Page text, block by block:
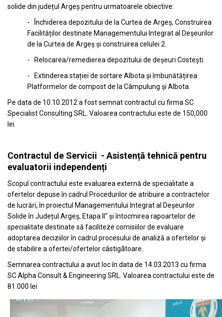
solide din județul Argeș pentru urmatoarele obiective:
- Închiderea depozitului de la Curtea de Argeș, Construirea
Facilităților destinate Managementului Integrat al Deșeurilor
de la Curtea de Argeș și construirea celulei 2.
- Relocarea/remedierea depozitului de deșeuri Costești.
- Extinderea stației de sortare Albota și îmbunătățirea
Platformelor de compost de la Câmpulung și Albota.
Pe data de 10.10.2012 a fost semnat contractul cu firma SC
Specialist Consulting SRL. Valoarea contractului este de 150,000
lei.
Contractul de Servicii - Asistență tehnică pentru
evaluatorii independenți
Scopul contractului este evaluarea externă de specialitate a
ofertelor depuse în cadrul Procedurilor de atribuire a contractelor
de lucrări, în proiectul Managementului Integrat al Deșeurilor
Solide în Județul Argeș, Etapa II" și întocmirea rapoartelor de
specialitate destinate să faciliteze comisiilor de evaluare
adoptarea deciziilor în cadrul procesului de analiză a ofertelor și
de stabilire a ofertei/ofertelor câstigãtoare.
Semnarea contractului a avut loc în data de 14.03.2013 cu firma
SC Alpha Consult & Engineering SRL. Valoarea contractului este de
81.000 lei